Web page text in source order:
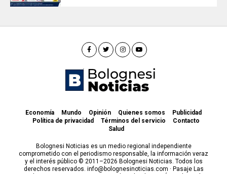
Economía Mundo Opinión Quienes somos
Publicidad
Política de privacidad
Términos del servicio
Contacto
Salud
Bolognesi Noticias es un medio regional independiente
comprometido con el periodismo responsable, la información veraz
y el interés público © 2011–2026 Bolognesi Noticias. Todos los
derechos reservados. info@bolognesinoticias.com · Pasaje Las